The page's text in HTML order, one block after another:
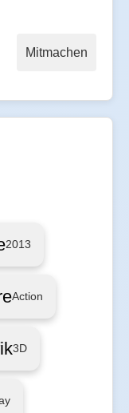
Mitmachen
2013
Action
3D